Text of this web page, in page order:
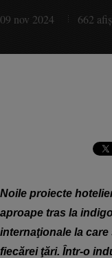
09 nov 2024 662
Noile proiecte
aproape tras la
internaţionale la
fiecărei ţări. Într-o